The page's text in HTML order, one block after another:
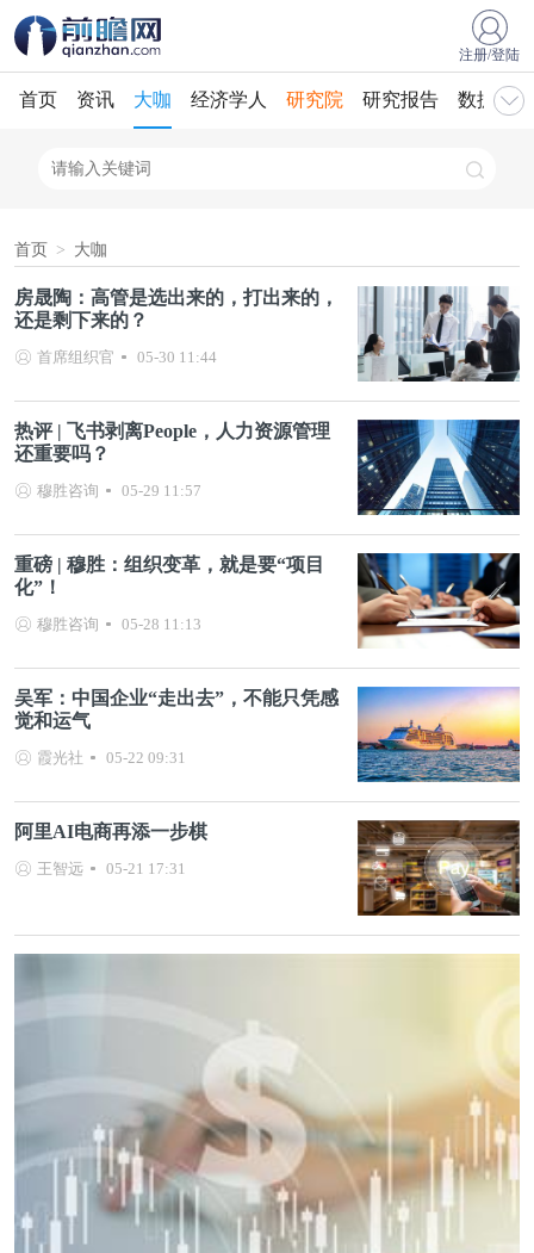
注册/登陆
首页 资讯 大咖 经济学人 研究院 研究报告 数据库
首页 > 大咖
房晟陶：高管是选出来的，打出来的，
还是剩下来的？
首席组织官 05-30 11:44
热评 | 飞书剥离People，人力资源管理
还重要吗？
穆胜咨询 05-29 11:57
重磅 | 穆胜：组织变革，就是要“项目
化”！
穆胜咨询 05-28 11:13
吴军：中国企业“走出去”，不能只凭感
觉和运气
霞光社 05-22 09:31
阿里AI电商再添一步棋
王智远 05-21 17:31